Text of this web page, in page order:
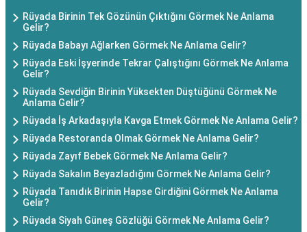
Rüyada Birinin Tek Gözünün Çıktığını Görmek Ne Anlama
Gelir?
Rüyada Babayı Ağlarken Görmek Ne Anlama Gelir?
Rüyada Eski İşyerinde Tekrar Çalıştığını Görmek Ne Anlama
Gelir?
Rüyada Sevdiğin Birinin Yüksekten Düştüğünü Görmek Ne
Anlama Gelir?
Rüyada İş Arkadaşıyla Kavga Etmek Görmek Ne Anlama Gelir?
Rüyada Restoranda Olmak Görmek Ne Anlama Gelir?
Rüyada Zayıf Bebek Görmek Ne Anlama Gelir?
Rüyada Sakalın Beyazladığını Görmek Ne Anlama Gelir?
Rüyada Tanıdık Birinin Hapse Girdiğini Görmek Ne Anlama
Gelir?
Rüyada Siyah Güneş Gözlüğü Görmek Ne Anlama Gelir?